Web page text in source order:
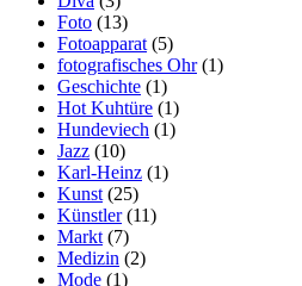
Foto (13)
Fotoapparat (5)
fotografisches Ohr(1)
Geschichte (1)
Hot Kuhtüre (1)
Hundeviech (1)
Jazz (10)
Karl-Heinz (1)
Kunst (25)
Künstler(11)
Markt (7)
Medizin (2)
Mode (1)